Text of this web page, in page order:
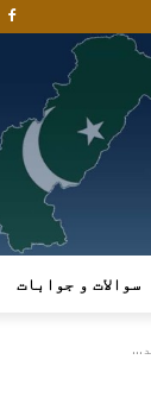
سوالات و جوابات